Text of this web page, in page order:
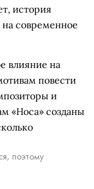
история
на современное
влияние на
повести
и
«Носа» созданы
поэтому